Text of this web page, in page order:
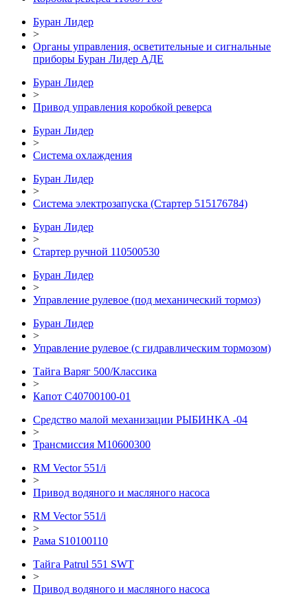
Буран Лидер
>
Органы управления, осветительные и сигнальные
приборы Буран Лидер АДЕ
Буран Лидер
>
Привод управления коробкой реверса
Буран Лидер
>
Система охлаждения
Буран Лидер
>
Система электрозапуска (Стартер 515176784)
Буран Лидер
>
Стартер ручной 110500530
Буран Лидер
>
Управление рулевое (под механический тормоз)
Буран Лидер
>
Управление рулевое (с гидравлическим тормозом)
Тайга Варяг 500/Классика
>
Капот C40700100-01
Средство малой механизации РЫБИНКА -04
>
Трансмиссия М10600300
RM Vector 551/i
>
Привод водяного и масляного насоса
RM Vector 551/i
>
Рама S10100110
Тайга Patrul 551 SWT
>
Привод водяного и масляного насоса